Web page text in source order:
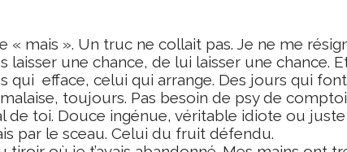
« mais ». Un truc ne collait pas. Je ne me
laisser une chance, de lui laisser une chance.
qui efface, celui qui arrange. Des jours qui
toujours. Pas besoin de psy de
de toi. Douce ingénue, véritable idiote ou
par le sceau. Celui du fruit défendu.